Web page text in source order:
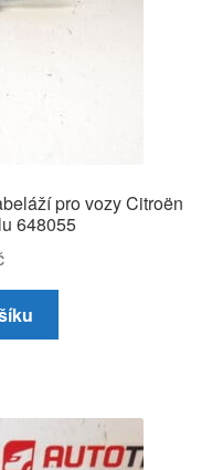
pro vozy Citroën
648055